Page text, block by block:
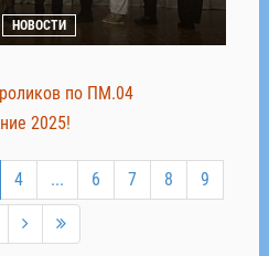
НОВОСТИ
по ПМ.04
2025!
4 ... 6 7 8 9